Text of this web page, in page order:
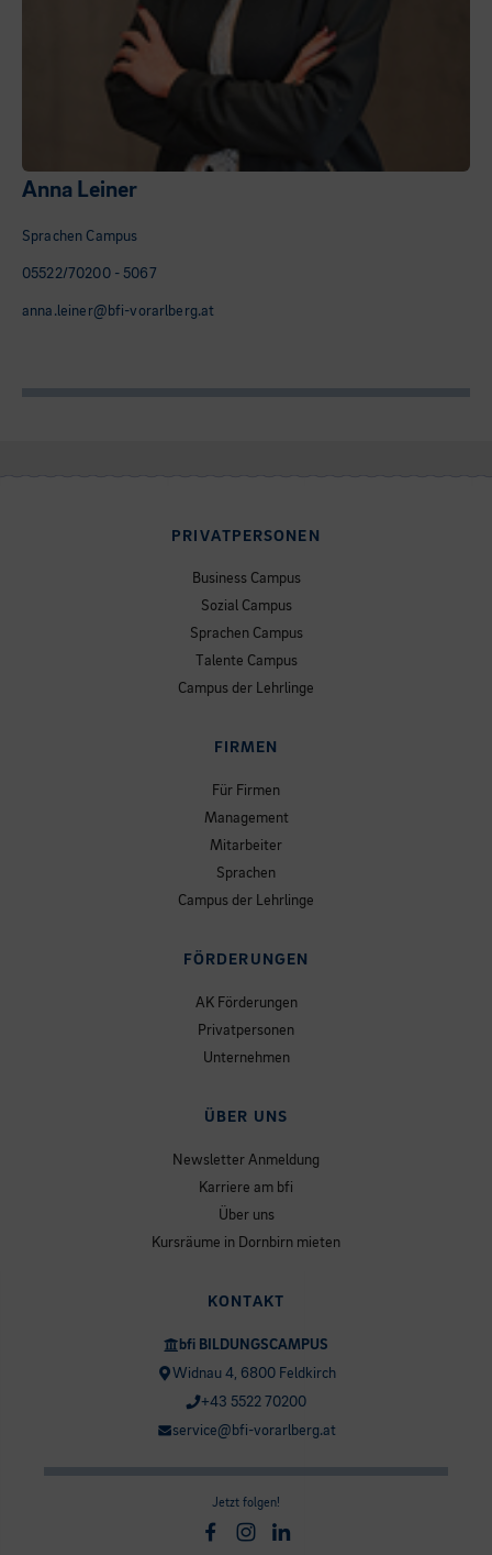
Anna Leiner
Sprachen Campus
05522/70200 - 5067
anna.leiner@bfi-vorarlberg.at
PRIVATPERSONEN
Business Campus
Sozial Campus
Sprachen Campus
Talente Campus
Campus der Lehrlinge
FIRMEN
Für Firmen
Management
Mitarbeiter
Sprachen
Campus der Lehrlinge
FÖRDERUNGEN
AK Förderungen
Privatpersonen
Unternehmen
ÜBER UNS
Newsletter Anmeldung
Karriere am bfi
Über uns
Kursräume in Dornbirn mieten
KONTAKT
bfi BILDUNGSCAMPUS
Widnau 4, 6800 Feldkirch
+43 5522 70200
service@bfi-vorarlberg.at
Jetzt folgen!
Facebook
Instagram
Linkedin